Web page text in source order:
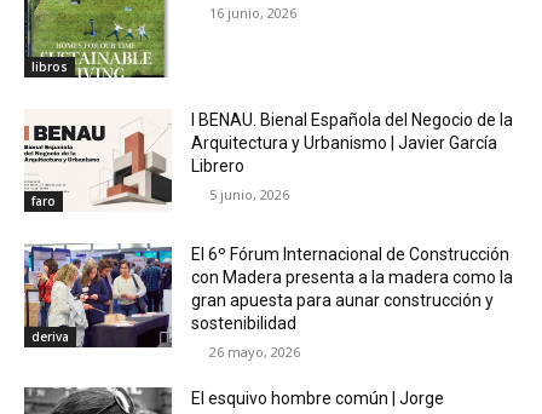
libros
16 junio, 2026
faro
I BENAU. Bienal Española del Negocio de la
Arquitectura y Urbanismo | Javier García
Librero
5 junio, 2026
deriva
El 6º Fórum Internacional de Construcción
con Madera presenta a la madera como la
gran apuesta para aunar construcción y
sostenibilidad
26 mayo, 2026
El esquivo hombre común | Jorge